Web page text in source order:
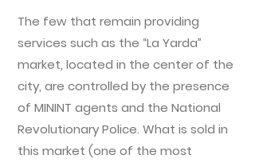
The few that remain providing
services such as the “La Yarda”
market, located in the center of the
city, are controlled by the presence
of MININT agents and the National
Revolutionary Police. What is sold in
this market (one of the most